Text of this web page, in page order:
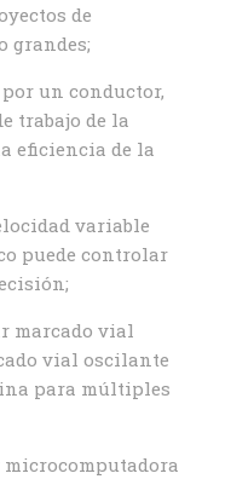
de
grandes;
un conductor,
trabajo de la
eficiencia de la
variable
puede controlar
marcado vial
vial oscilante
para múltiples